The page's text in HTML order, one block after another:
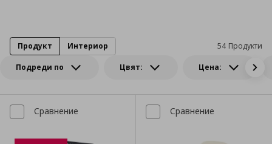
Подреди по Цвят: Цена:
54 Продукти
Продукт Интериор
Сравнение Сравнение